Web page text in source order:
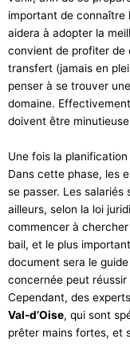
important de connaître
aidera à adopter la
convient de profiter de
transfert (jamais en
penser à se trouver
domaine.
doivent être
Une fois la
Dans cette phase, les
se passer. Les salariés
ailleurs, selon la loi
commencer à
bail, et le plus
document sera le
concernée peut réussir
Cependant, des
Val-d’Oise, qui sont
prêter mains fortes, et